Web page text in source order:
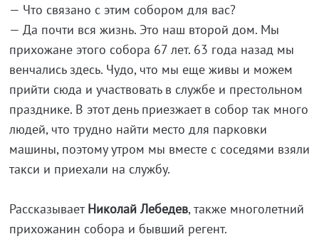
— Что связано с этим собором для вас?
— Да почти вся жизнь. Это наш второй дом. Мы
прихожане этого собора 67 лет. 63 года назад мы
венчались здесь. Чудо, что мы еще живы и можем
прийти сюда и участвовать в службе и престольном
празднике. В этот день приезжает в собор так много
людей, что трудно найти место для парковки
машины, поэтому утром мы вместе с соседями взяли
такси и приехали на службу.
РассказываетНиколай Лебедев, также многолетний
прихожанин собора и бывший регент.